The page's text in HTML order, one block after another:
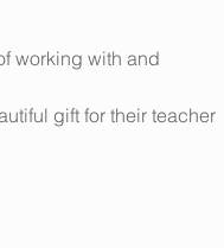
working with and
gift for their teacher